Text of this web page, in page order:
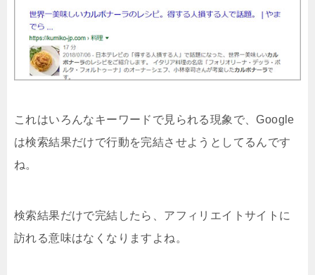
これはいろんなキーワードで見られる現象で、Google
は検索結果だけで行動を完結させようとしてるんです
ね。
検索結果だけで完結したら、アフィリエイトサイトに
訪れる意味はなくなりますよね。